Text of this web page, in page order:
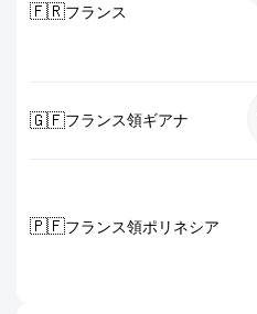
🇫🇷フランス
🇬🇫フランス領ギアナ
🇵🇫フランス領ポリネシア